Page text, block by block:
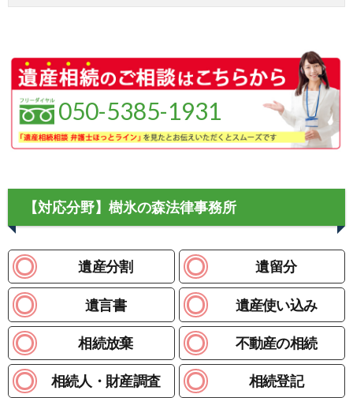
050-5385-1931
【対応分野】樹氷の森法律事務所
遺産分割 遺留分
遺言書 遺産使い込み
相続放棄 不動産の相続
相続人・財産調査 相続登記